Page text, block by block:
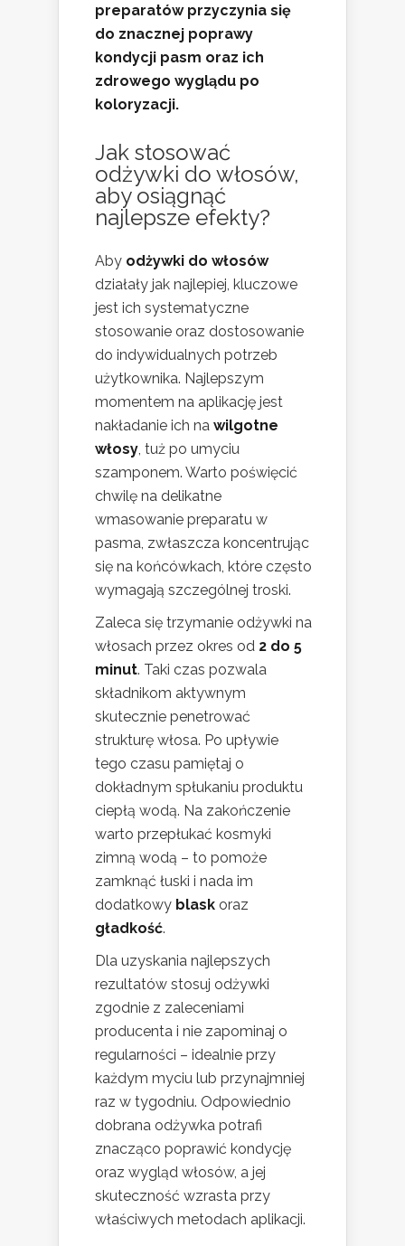
preparatów przyczynia się
do znacznej poprawy
kondycji pasm oraz ich
zdrowego wyglądu po
koloryzacji.
Jak stosować
odżywki do włosów,
aby osiągnąć
najlepsze efekty?
Aby odżywki do włosów
działały jak najlepiej, kluczowe
jest ich systematyczne
stosowanie oraz dostosowanie
do indywidualnych potrzeb
użytkownika. Najlepszym
momentem na aplikację jest
nakładanie ich na wilgotne
włosy , tuż po umyciu
szamponem. Warto poświęcić
chwilę na delikatne
wmasowanie preparatu w
pasma, zwłaszcza koncentrując
się na końcówkach, które często
wymagają szczególnej troski.
Zaleca się trzymanie odżywki na
włosach przez okres od 2 do 5
minut. Taki czas pozwala
składnikom aktywnym
skutecznie penetrować
strukturę włosa. Po upływie
tego czasu pamiętaj o
dokładnym spłukaniu produktu
ciepłą wodą. Na zakończenie
warto przepłukać kosmyki
zimną wodą – to pomoże
zamknąć łuski i nada im
dodatkowy blask oraz
gładkość.
Dla uzyskania najlepszych
rezultatów stosuj odżywki
zgodnie z zaleceniami
producenta i nie zapominaj o
regularności – idealnie przy
każdym myciu lub przynajmniej
raz w tygodniu. Odpowiednio
dobrana odżywka potrafi
znacząco poprawić kondycję
oraz wygląd włosów, a jej
skuteczność wzrasta przy
właściwych metodach aplikacji.